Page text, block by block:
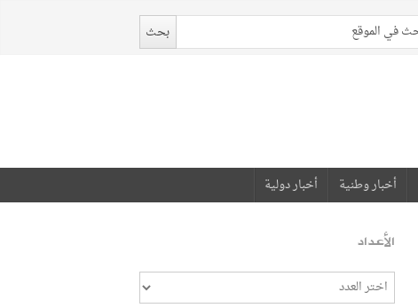
أخبار وطنية أخبار دولية
الأعداد